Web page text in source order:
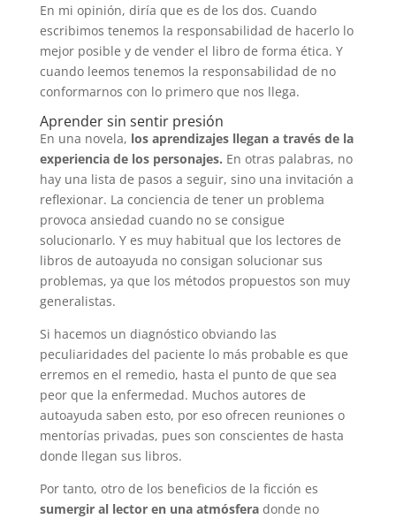
En mi opinión, diría que es de los dos. Cuando
escribimos tenemos la responsabilidad de hacerlo lo
mejor posible y de vender el libro de forma ética. Y
cuando leemos tenemos la responsabilidad de no
conformarnos con lo primero que nos llega.
Aprender sin sentir presión
En una novela, los aprendizajes llegan a través de la
experiencia de los personajes. En otras palabras, no
hay una lista de pasos a seguir, sino una invitación a
reflexionar. La conciencia de tener un problema
provoca ansiedad cuando no se consigue
solucionarlo. Y es muy habitual que los lectores de
libros de autoayuda no consigan solucionar sus
problemas, ya que los métodos propuestos son muy
generalistas.
Si hacemos un diagnóstico obviando las
peculiaridades del paciente lo más probable es que
erremos en el remedio, hasta el punto de que sea
peor que la enfermedad. Muchos autores de
autoayuda saben esto, por eso ofrecen reuniones o
mentorías privadas, pues son conscientes de hasta
donde llegan sus libros.
Por tanto, otro de los beneficios de la ficción es
sumergir al lector en una atmósferadonde no